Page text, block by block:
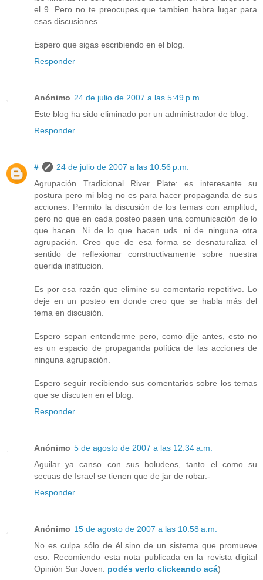
el 9. Pero no te preocupes que tambien habra lugar para
esas discusiones.
Espero que sigas escribiendo en el blog.
Responder
Anónimo 24 de julio de 2007 a las 5:49 p.m.
Este blog ha sido eliminado por un administrador de blog.
Responder
#
24 de julio de 2007 a las 10:56 p.m.
Agrupación Tradicional River Plate: es interesante su
postura pero mi blog no es para hacer propaganda de sus
acciones. Permito la discusión de los temas con amplitud,
pero no que en cada posteo pasen una comunicación de lo
que hacen. Ni de lo que hacen uds. ni de ninguna otra
agrupación. Creo que de esa forma se desnaturaliza el
sentido de reflexionar constructivamente sobre nuestra
querida institucion.
Es por esa razón que elimine su comentario repetitivo. Lo
deje en un posteo en donde creo que se habla más del
tema en discusión.
Espero sepan entenderme pero, como dije antes, esto no
es un espacio de propaganda política de las acciones de
ninguna agrupación.
Espero seguir recibiendo sus comentarios sobre los temas
que se discuten en el blog.
Responder
Anónimo 5 de agosto de 2007 a las 12:34 a.m.
Aguilar ya canso con sus boludeos, tanto el como su
secuas de Israel se tienen que de jar de robar.-
Responder
Anónimo 15 de agosto de 2007 a las 10:58 a.m.
No es culpa sólo de él sino de un sistema que promueve
eso. Recomiendo esta nota publicada en la revista digital
Opinión Sur Joven. podés verlo clickeando acá)